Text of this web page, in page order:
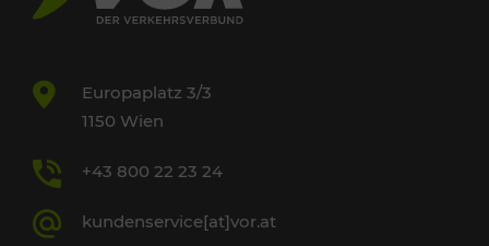
Europaplatz 3/3
1150 Wien
+43 800 22 23 24
kundenservice[at]vor.at